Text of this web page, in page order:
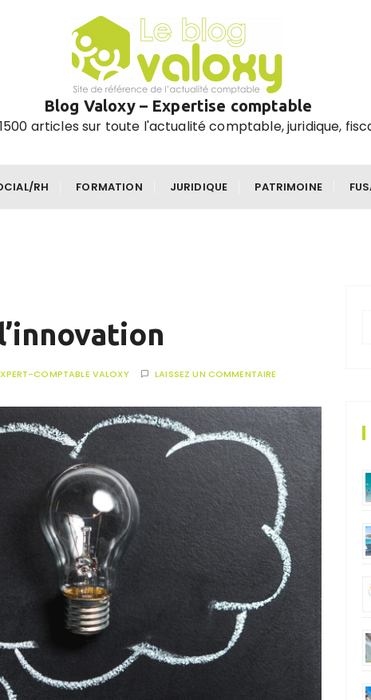
Blog Valoxy – Expertise comptable
articles sur toute l'actualité comptable, juridique,
RH FORMATION JURIDIQUE PATRIMOINE
COMPTABLE VALOXY LAISSEZ UN COMMENTAIRE